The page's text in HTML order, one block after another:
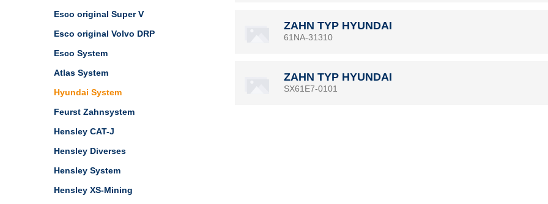
Esco original Super V
Esco original Volvo DRP
Esco System
Atlas System
Hyundai System
Feurst Zahnsystem
Hensley CAT-J
Hensley Diverses
Hensley System
Hensley XS-Mining
ZAHN TYP HYUNDAI
61NA-31310
ZAHN TYP HYUNDAI
SX61E7-0101